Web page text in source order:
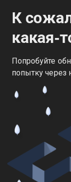
К
Попробуйте
попытку через